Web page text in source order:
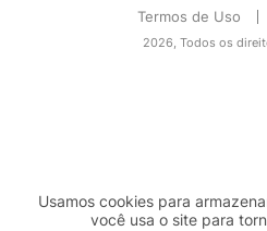
Termos de Uso
2026, Todos os
Usamos cookies para
você usa o site para